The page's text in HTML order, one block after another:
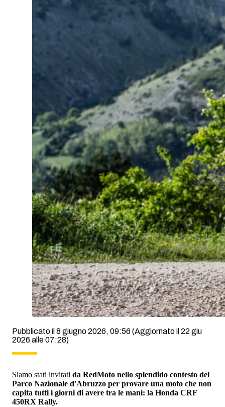
Pubblicato il 8 giugno 2026, 09:56 (Aggiornato il 22 giu
2026 alle 07:28)
Siamo stati invitati da RedMoto nello splendido contesto del
Parco Nazionale d'Abruzzo per provare una moto che non
capita tutti i giorni di avere tra le mani: la Honda CRF
450RX Rally.